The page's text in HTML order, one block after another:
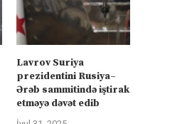
Lavrov Suriya
prezidentini Rusiya–
Ərəb sammitində iştirak
etməyə dəvət edib